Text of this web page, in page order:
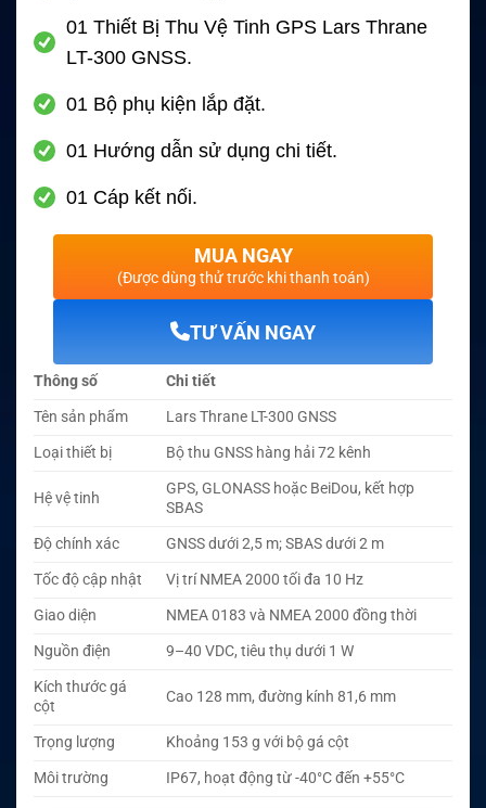
01 Thiết Bị Thu Vệ Tinh GPS Lars Thrane
LT-300 GNSS.
01 Bộ phụ kiện lắp đặt.
01 Hướng dẫn sử dụng chi tiết.
01 Cáp kết nối.
MUA NGAY
(Được dùng thử trước khi thanh toán)
TƯ VẤN NGAY
Thông số
Chi tiết
Tên sản phẩm
Lars Thrane LT-300 GNSS
Loại thiết bị
Bộ thu GNSS hàng hải 72 kênh
Hệ vệ tinh
GPS, GLONASS hoặc BeiDou, kết hợp
SBAS
Độ chính xác
GNSS dưới 2,5 m; SBAS dưới 2 m
Tốc độ cập nhật
Vị trí NMEA 2000 tối đa 10 Hz
Giao diện
NMEA 0183 và NMEA 2000 đồng thời
Nguồn điện
9–40 VDC, tiêu thụ dưới 1 W
Kích thước gá
cột
Cao 128 mm, đường kính 81,6 mm
Trọng lượng
Khoảng 153 g với bộ gá cột
Môi trường
IP67, hoạt động từ -40°C đến +55°C